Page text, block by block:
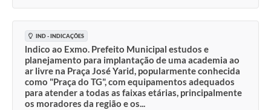
IND - INDICAÇÕES
lndico ao Exmo. Prefeito Municipal estudos e
planejamento para implantação de uma academia ao
ar livre na Praça José Yarid, popularmente conhecida
como "Praça do TG", com equipamentos adequados
para atender a todas as faixas etárias, principalmente
os moradores da região e os...